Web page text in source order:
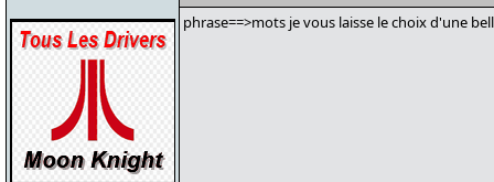
phrase==>mots je vous laisse le choix d'une